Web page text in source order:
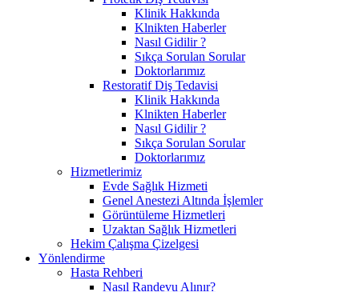
Klinik Hakkında
Klnikten Haberler
Nasıl Gidilir ?
Sıkça Sorulan Sorular
Doktorlarımız
Restoratif Diş Tedavisi
Klinik Hakkında
Klnikten Haberler
Nasıl Gidilir ?
Sıkça Sorulan Sorular
Doktorlarımız
Hizmetlerimiz
Evde Sağlık Hizmeti
Genel Anestezi Altında İşlemler
Görüntüleme Hizmetleri
Uzaktan Sağlık Hizmetleri
Hekim Çalışma Çizelgesi
Yönlendirme
Hasta Rehberi
Nasıl Randevu Alınır?